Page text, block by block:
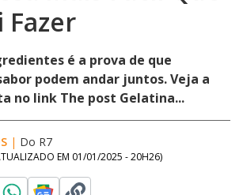
Fazer
é a prova de que
podem andar juntos. Veja a
no link The post Gelatina...
| Do R7
EM 01/01/2025 - 20H26)